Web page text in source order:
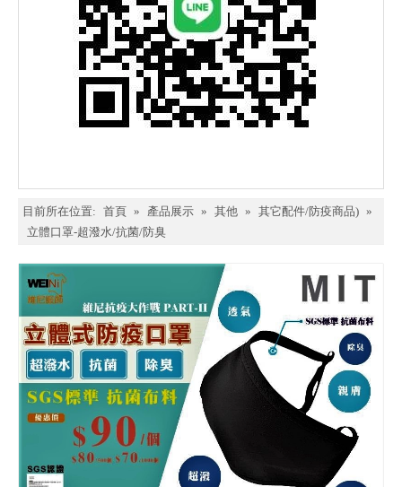
目前所在位置: 首頁 » 產品展示 » 其他 » 其它配件/防疫商品) »
立體口罩-超潑水/抗菌/防臭